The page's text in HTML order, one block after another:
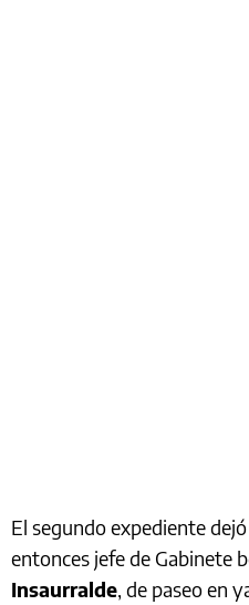
El segundo expediente
entonces jefe de Gabinete
Insaurralde, de paseo en